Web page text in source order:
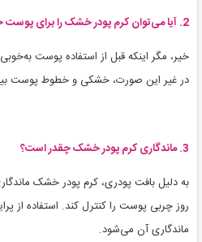
2. آیا می‌توان کرم پودر خشک را برای پوست خشک استفاده کرد؟
خیر، مگر اینکه قبل از استفاده پوست
در غیر این صورت، خشکی و خطوط پوست
3. ماندگاری کرم پودر خشک چقدر است؟
به دلیل بافت پودری، کرم پودر خشک
روز چربی پوست را کنترل کند. استفاده از
ماندگاری آن می‌شود.